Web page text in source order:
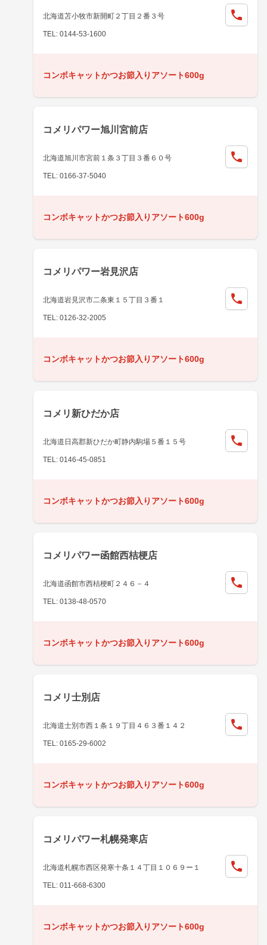
北海道苫小牧市新開町２丁目２番３号
TEL: 0144-53-1600
コンボキャットかつお節入りアソート600g
コメリパワー旭川宮前店
北海道旭川市宮前１条３丁目３番６０号
TEL: 0166-37-5040
コンボキャットかつお節入りアソート600g
コメリパワー岩見沢店
北海道岩見沢市二条東１５丁目３番１
TEL: 0126-32-2005
コンボキャットかつお節入りアソート600g
コメリ新ひだか店
北海道日高郡新ひだか町静内駒場５番１５号
TEL: 0146-45-0851
コンボキャットかつお節入りアソート600g
コメリパワー函館西桔梗店
北海道函館市西桔梗町２４６－４
TEL: 0138-48-0570
コンボキャットかつお節入りアソート600g
コメリ士別店
北海道士別市西１条１９丁目４６３番１４２
TEL: 0165-29-6002
コンボキャットかつお節入りアソート600g
コメリパワー札幌発寒店
北海道札幌市西区発寒十条１４丁目１０６９ー１
TEL: 011-668-6300
コンボキャットかつお節入りアソート600g